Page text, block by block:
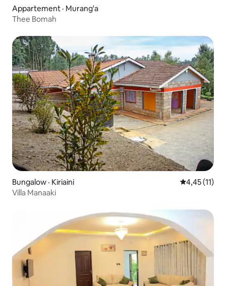
Appartement · Murang'a
Thee Bomah
Bungalow · Kiriaini Note
4,45 (11)
Villa Manaaki